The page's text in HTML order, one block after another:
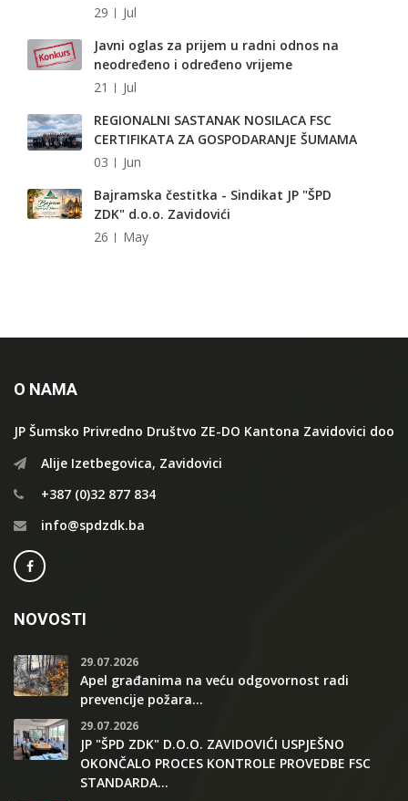
29
Jul
Javni oglas za prijem u radni odnos na
neodređeno i određeno vrijeme
21
Jul
REGIONALNI SASTANAK NOSILACA FSC
CERTIFIKATA ZA GOSPODARANJE ŠUMAMA
03
Jun
Bajramska čestitka - Sindikat JP "ŠPD
ZDK" d.o.o. Zavidovići
26
May
O NAMA
JP Šumsko Privredno Društvo ZE-DO Kantona Zavidovici doo
Alije Izetbegovica, Zavidovici
+387 (0)32 877 834
info@spdzdk.ba
NOVOSTI
29.07.2026
Apel građanima na veću odgovornost radi
prevencije požara...
29.07.2026
JP "ŠPD ZDK" D.O.O. ZAVIDOVIĆI USPJEŠNO
OKONČALO PROCES KONTROLE PROVEDBE FSC
STANDARDA...